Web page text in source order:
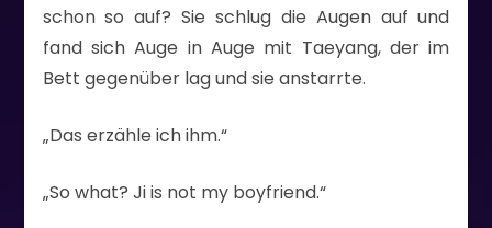
schon so auf? Sie schlug die Augen auf und
fand sich Auge in Auge mit Taeyang, der im
Bett gegenüber lag und sie anstarrte.
„Das erzähle ich ihm.“
„So what? Ji is not my boyfriend.“